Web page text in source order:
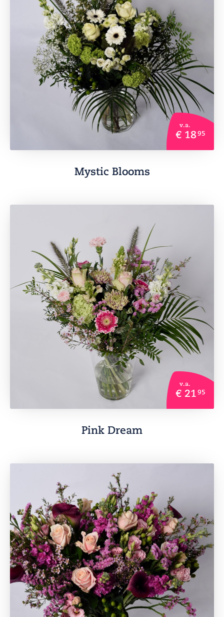
v.a.
€ 1895
Mystic Blooms
v.a.
€ 2195
Pink Dream